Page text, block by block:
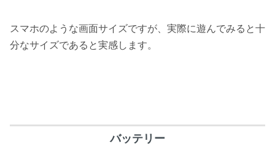
スマホのような画面サイズですが、実際に遊んでみると十
分なサイズであると実感します。
バッテリー